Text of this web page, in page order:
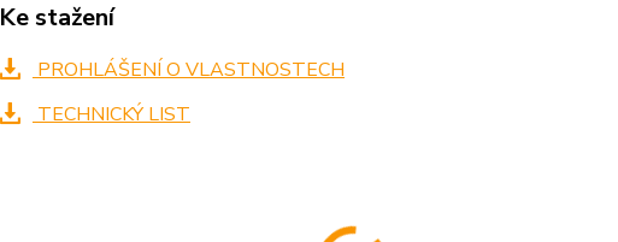
Ke stažení
PROHLÁŠENÍ O VLASTNOSTECH
TECHNICKÝ LIST